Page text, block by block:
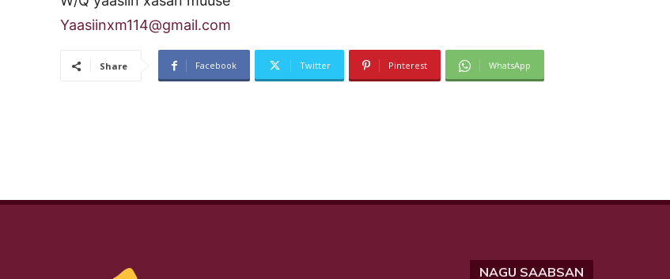
Yaasiinxm114@gmail.com
Share Facebook Twitter Pinterest WhatsApp
NAGU SAABSAN